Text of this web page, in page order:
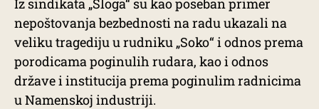
Iz sindikata „Sloga“ su kao poseban primer
nepoštovanja bezbednosti na radu ukazali na
veliku tragediju u rudniku „Soko“ i odnos prema
porodicama poginulih rudara, kao i odnos
države i institucija prema poginulim radnicima
u Namenskoj industriji.